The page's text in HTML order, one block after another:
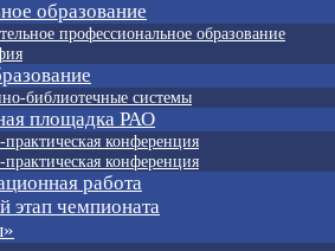
образование
профессиональное образование
библиотечные системы
площадка РАО
конференция
конференция
работа
этап чемпионата